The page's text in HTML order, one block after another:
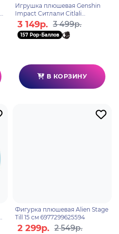
Игрушка плюшевая Genshin
Impact Ситлали Citlali
6942421163749
3 149р. 3 499р.
157 Pop-Баллов
В КОРЗИНУ
Фигурка плюшевая Alien Stage
Till 15 см 6977299625594
2 299р. 2 549р.